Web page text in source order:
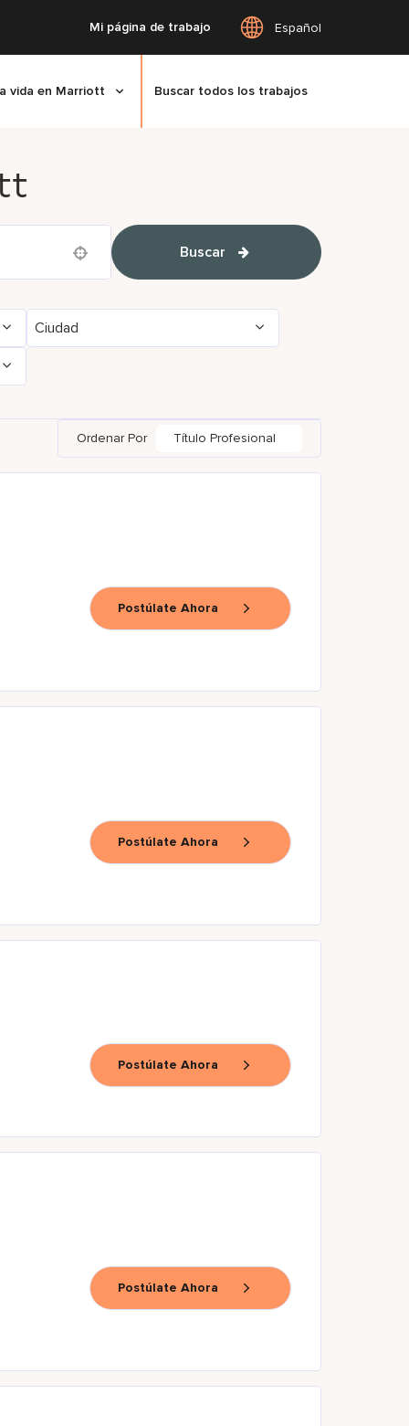
Mi página de trabajo Español
vida en Marriott Buscar todos los trabajos
Buscar
Ciudad
Ordenar Por Título Profesional
Postúlate Ahora
Postúlate Ahora
Postúlate Ahora
Postúlate Ahora